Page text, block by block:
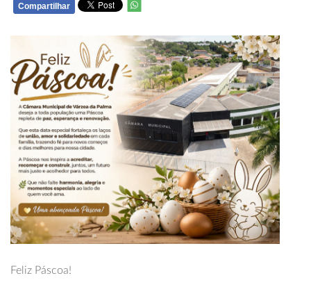
Compartilhar
Feliz Páscoa!